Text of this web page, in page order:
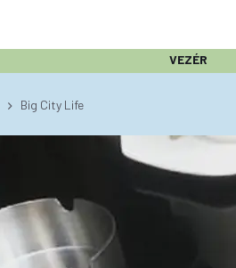
VEZÉR
Big City Life